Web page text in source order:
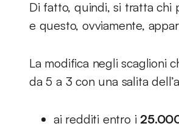
Di fatto, quindi, si tratta chi
e questo, ovviamente,
La modifica negli scaglioni
da 5 a 3 con una salita
ai redditi entro i